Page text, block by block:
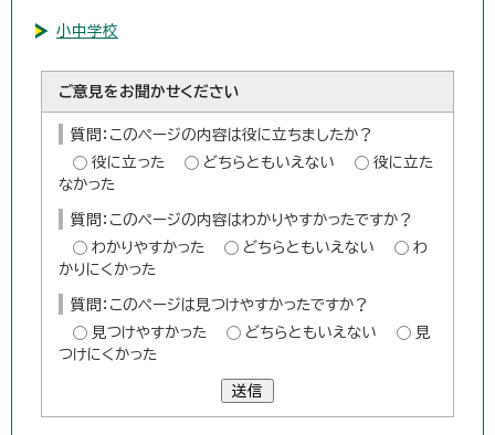
小中学校
ご意見をお聞かせください
質問：このページの内容は役に立ちましたか？
役に立った
どちらともいえない
役に立た
なかった
質問：このページの内容はわかりやすかったですか？
わかりやすかった
どちらともいえない
わ
かりにくかった
質問：このページは見つけやすかったですか？
見つけやすかった
どちらともいえない
見
つけにくかった
送信